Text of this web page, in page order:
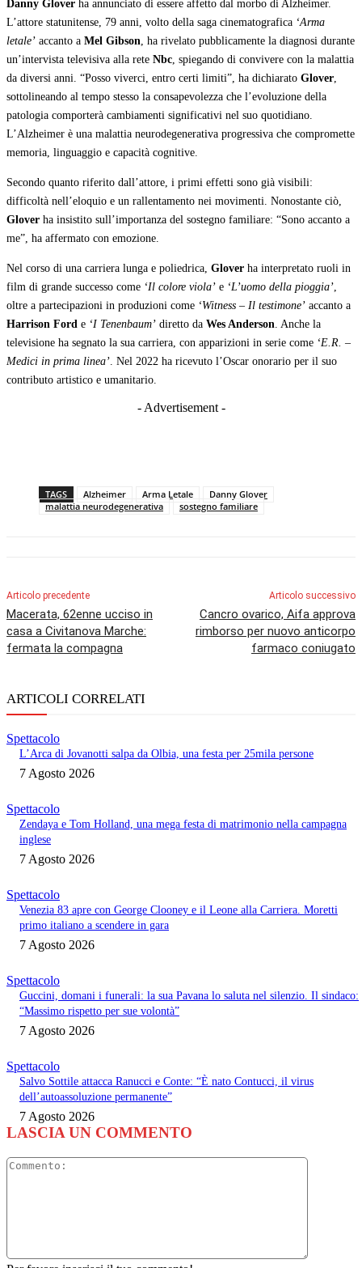
Danny Glover ha annunciato di essere affetto dal morbo di Alzheimer.
L’attore statunitense, 79 anni, volto della saga cinematografica ‘Arma
letale’ accanto a Mel Gibson, ha rivelato pubblicamente la diagnosi durante
un’intervista televisiva alla rete Nbc, spiegando di convivere con la malattia
da diversi anni. “Posso viverci, entro certi limiti”, ha dichiarato Glover,
sottolineando al tempo stesso la consapevolezza che l’evoluzione della
patologia comporterà cambiamenti significativi nel suo quotidiano.
L’Alzheimer è una malattia neurodegenerativa progressiva che compromette
memoria, linguaggio e capacità cognitive.
Secondo quanto riferito dall’attore, i primi effetti sono già visibili:
difficoltà nell’eloquio e un rallentamento nei movimenti. Nonostante ciò,
Glover ha insistito sull’importanza del sostegno familiare: “Sono accanto a
me”, ha affermato con emozione.
Nel corso di una carriera lunga e poliedrica, Glover ha interpretato ruoli in
film di grande successo come ‘Il colore viola’ e ‘L’uomo della pioggia’,
oltre a partecipazioni in produzioni come ‘Witness – Il testimone’ accanto a
Harrison Ford e ‘I Tenenbaum’ diretto da Wes Anderson. Anche la
televisione ha segnato la sua carriera, con apparizioni in serie come ‘E.R. –
Medici in prima linea’. Nel 2022 ha ricevuto l’Oscar onorario per il suo
contributo artistico e umanitario.
- Advertisement -
TAGS Alzheimer Arma Letale
Danny Glover
malattia neurodegenerativa
sostegno familiare
Articolo precedente
Macerata, 62enne ucciso in
casa a Civitanova Marche:
fermata la compagna
Articolo successivo
Cancro ovarico, Aifa approva
rimborso per nuovo anticorpo
farmaco coniugato
ARTICOLI CORRELATI
Spettacolo
L’Arca di Jovanotti salpa da Olbia, una festa per 25mila persone
7 Agosto 2026
Spettacolo
Zendaya e Tom Holland, una mega festa di matrimonio nella campagna
inglese
7 Agosto 2026
Spettacolo
Venezia 83 apre con George Clooney e il Leone alla Carriera. Moretti
primo italiano a scendere in gara
7 Agosto 2026
Spettacolo
Guccini, domani i funerali: la sua Pavana lo saluta nel silenzio. Il sindaco:
“Massimo rispetto per sue volontà”
7 Agosto 2026
Spettacolo
Salvo Sottile attacca Ranucci e Conte: “È nato Contucci, il virus
dell’autoassoluzione permanente”
7 Agosto 2026
LASCIA UN COMMENTO